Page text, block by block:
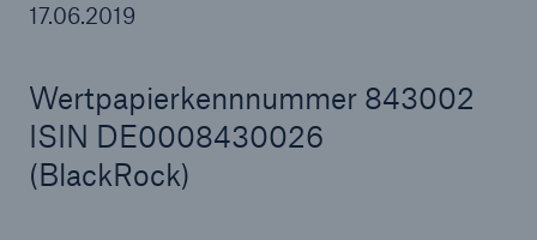
17.06.2019
Wertpapierkennnummer 843002
ISIN DE0008430026
(BlackRock)
Tech Trend Radar 2026
Our expert perspective for insurance